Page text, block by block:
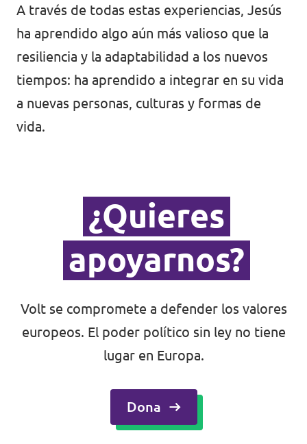
A través de todas estas experiencias, Jesús
ha aprendido algo aún más valioso que la
resiliencia y la adaptabilidad a los nuevos
tiempos: ha aprendido a integrar en su vida
a nuevas personas, culturas y formas de
vida.
¿Quieres
apoyarnos?
Volt se compromete a defender los valores
europeos. El poder político sin ley no tiene
lugar en Europa.
Dona